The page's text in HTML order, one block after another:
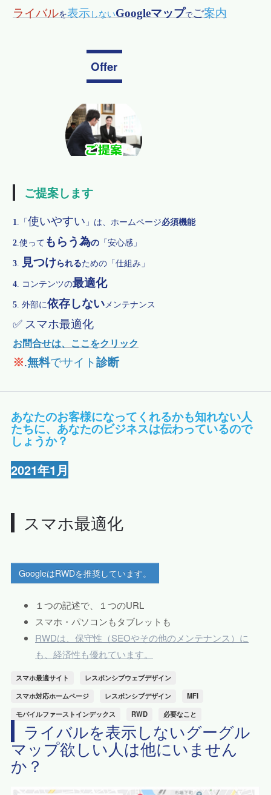
ライバルを表示 しないGoogleマップでご案内
Offer
ご提案します
1. 「 使いやすい 」は、ホームページ必須機能
2.使って もらう為の 「安心感」
3. 見つけられるための「仕組み」
4. コンテンツの最適化
5. 外部に依存しないメンテナンス
✅ スマホ最適化
お問合せは、ここをクリック
※.無料でサイト診断
あなたのお客様になってくれるかも知れない人
たちに、あなたのビジネスは伝わっているので
しょうか？
2021年1月
スマホ最適化
GoogleはRWDを推奨しています。
１つの記述で、１つのURL
スマホ・パソコンもタブレットも
RWDは、保守性（SEOやその他のメンテナンス）に
も、経済性も優れています。
スマホ最適サイト
レスポンシブウェブデザイン
スマホ対応ホームページ
レスポンシブデザイン
MFI
モバイルファーストインデックス
RWD 必要なこと
ライバルを表示しないグーグル
マップ欲しい人は他にいません
か？